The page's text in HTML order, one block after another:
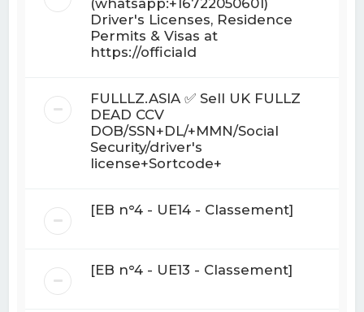
Driver's Licenses, Residence
Permits & Visas at
https://officiald
FULLLZ.ASIA ✅ Sell UK FULLZ
DEAD CCV
DOB/SSN+DL/+MMN/Social
Security/driver's
license+Sortcode+
[EB n°4 - UE14 - Classement]
[EB n°4 - UE13 - Classement]